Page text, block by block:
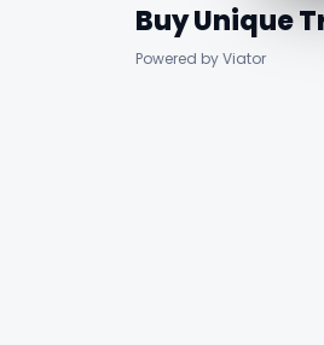
Buy Unique
Powered by Viator